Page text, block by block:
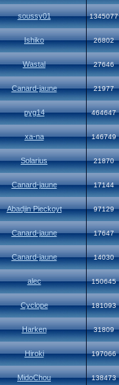
soussy01 1345077
Ishiko 26802
Wastal 27646
Canard-jaune 21977
pyg14 464647
xa-na 146749
Solarius 21870
Canard-jaune 17144
Abadjin Pieckoyt 97129
Canard-jaune 17647
Canard-jaune 14030
alec 150645
Cyclope 181093
Harken 31809
Hiroki 197066
MidoChou 138473